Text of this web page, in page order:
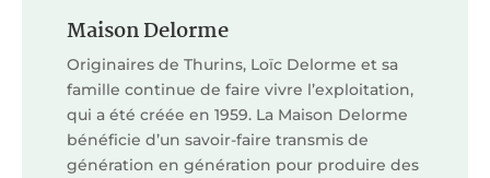
Maison Delorme
Originaires de Thurins, Loïc Delorme et sa
famille continue de faire vivre l’exploitation,
qui a été créée en 1959. La Maison Delorme
bénéficie d’un savoir-faire transmis de
génération en génération pour produire des